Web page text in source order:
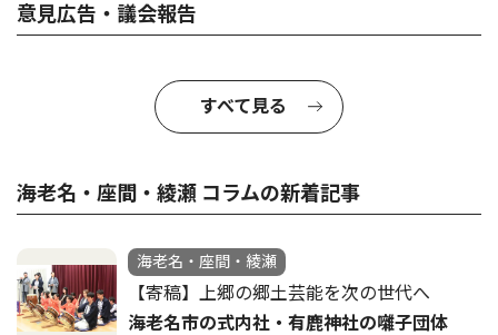
意見広告・議会報告
すべて見る
海老名・座間・綾瀬 コラムの新着記事
海老名・座間・綾瀬
【寄稿】上郷の郷土芸能を次の世代へ
海老名市の式内社・有鹿神社の囃子団体